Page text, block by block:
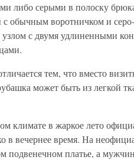
либо серыми в полоску
с обычным воротничком и
с двумя удлиненными
тем, что вместо
может быть из легкой
климате в жаркое лето
в вечернее время. На
подвенечном платье, а